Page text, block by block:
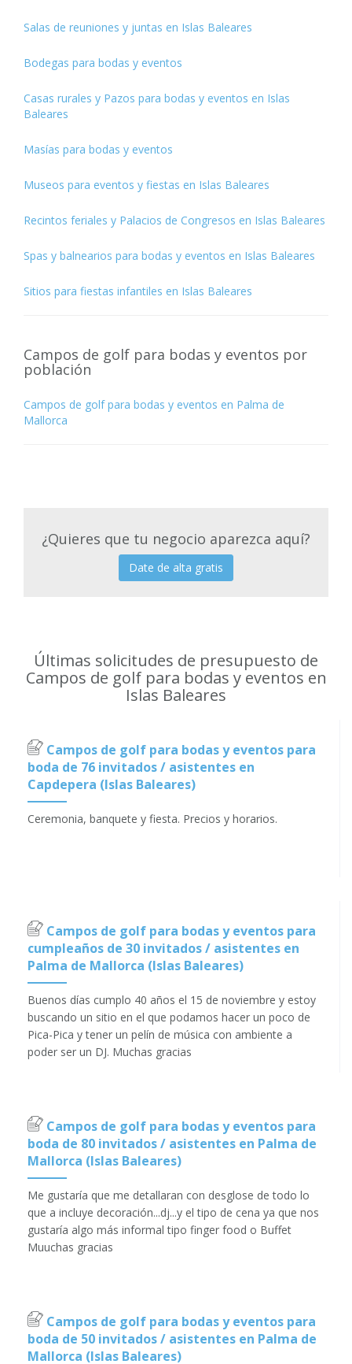
Salas de reuniones y juntas en Islas Baleares
Bodegas para bodas y eventos
Casas rurales y Pazos para bodas y eventos en Islas
Baleares
Masías para bodas y eventos
Museos para eventos y fiestas en Islas Baleares
Recintos feriales y Palacios de Congresos en Islas Baleares
Spas y balnearios para bodas y eventos en Islas Baleares
Sitios para fiestas infantiles en Islas Baleares
Campos de golf para bodas y eventos por
población
Campos de golf para bodas y eventos en Palma de
Mallorca
¿Quieres que tu negocio aparezca aquí?
Date de alta gratis
Últimas solicitudes de presupuesto de
Campos de golf para bodas y eventos en
Islas Baleares
Campos de golf para bodas y eventos para
boda de 76 invitados / asistentes en
Capdepera (Islas Baleares)
Ceremonia, banquete y fiesta. Precios y horarios.
Campos de golf para bodas y eventos para
cumpleaños de 30 invitados / asistentes en
Palma de Mallorca (Islas Baleares)
Buenos días cumplo 40 años el 15 de noviembre y estoy
buscando un sitio en el que podamos hacer un poco de
Pica-Pica y tener un pelín de música con ambiente a
poder ser un DJ. Muchas gracias
Campos de golf para bodas y eventos para
boda de 80 invitados / asistentes en Palma de
Mallorca (Islas Baleares)
Me gustaría que me detallaran con desglose de todo lo
que a incluye decoración...dj...y el tipo de cena ya que nos
gustaría algo más informal tipo finger food o Buffet
Muuchas gracias
Campos de golf para bodas y eventos para
boda de 50 invitados / asistentes en Palma de
Mallorca (Islas Baleares)